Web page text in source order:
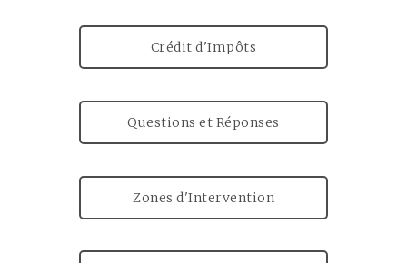
Crédit d'Impôts
Questions et Réponses
Zones d'Intervention